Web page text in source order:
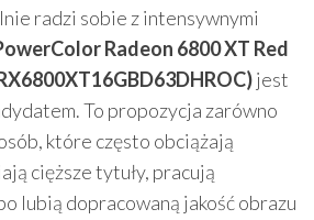
radzi sobie z intensywnymi
Radeon 6800 XT Red
jest
To propozycja zarówno
które często obciążają
cięższe tytuły, pracują
lubią dopracowaną jakość obrazu